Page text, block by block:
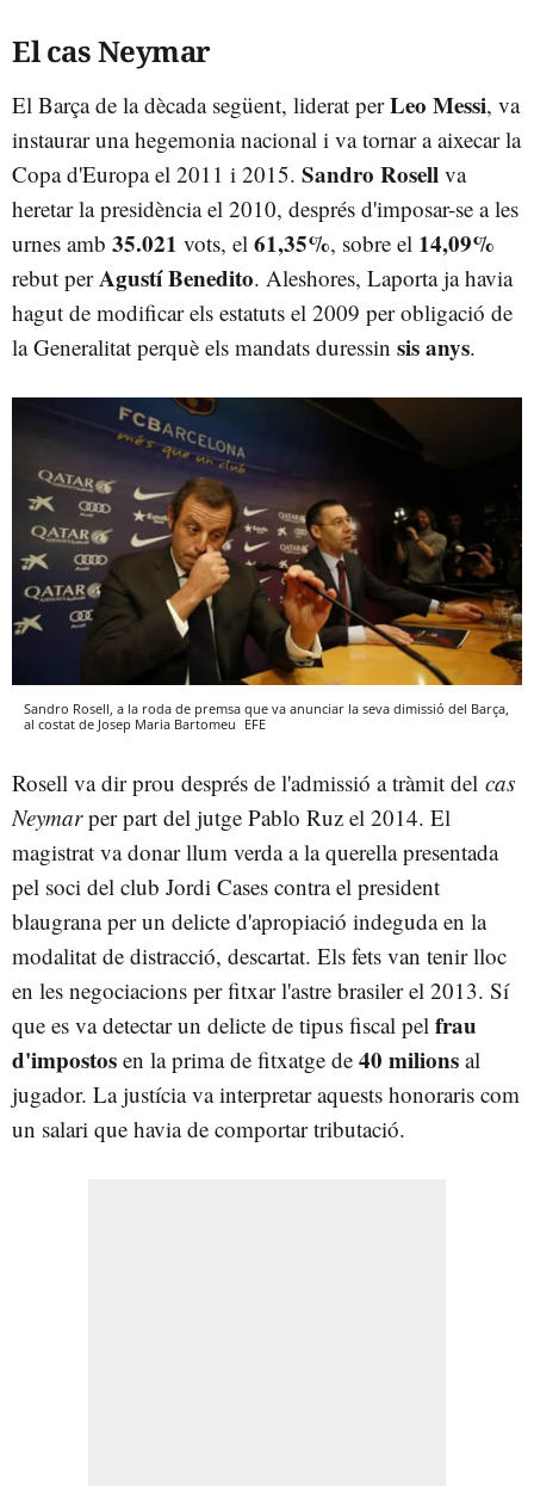
El cas Neymar
El Barça de la dècada següent, liderat perLeo Messi, va
instaurar una hegemonia nacional i va tornar a aixecar la
Copa d'Europa el 2011 i 2015. Sandro Rosell va
heretar la presidència el 2010, després d'imposar-se a les
urnes amb 35.021 vots, el 61,35%, sobre el 14,09%
rebut perAgustí Benedito. Aleshores, Laporta ja havia
hagut de modificar els estatuts el 2009 per obligació de
la Generalitat perquè els mandats duressin sis anys.
Sandro Rosell, a la roda de premsa que va anunciar la seva dimissió del Barça,
al costat de Josep Maria Bartomeu EFE
Rosell va dir prou després de l'admissió a tràmit del cas
Neymarper part del jutge Pablo Ruz el 2014. El
magistrat va donar llum verda a la querella presentada
pel soci del club Jordi Cases contra el president
blaugrana per un delicte d'apropiació indeguda en la
modalitat de distracció, descartat. Els fets van tenir lloc
en les negociacions per fitxar l'astre brasiler el 2013. Sí
que es va detectar un delicte de tipus fiscal pel frau
d'impostos en la prima de fitxatge de 40 milions al
jugador. La justícia va interpretar aquests honoraris com
un salari que havia de comportar tributació.